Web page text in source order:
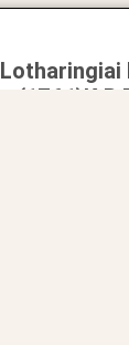
Lotharingiai
(1761)K-B